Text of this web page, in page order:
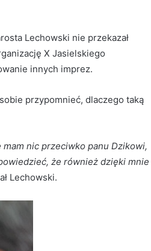
Lechowski nie przekazał
X Jasielskiego
innych imprez.
przypomnieć, dlaczego taką
nic przeciwko panu Dzikowi,
że również dzięki mnie
Lechowski.